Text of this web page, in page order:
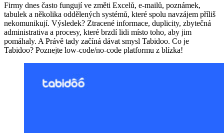
Firmy dnes často fungují ve změti Excelů, e-mailů, poznámek,
tabulek a několika oddělených systémů, které spolu navzájem příliš
nekomunikují. Výsledek? Ztracené informace, duplicity, zbytečná
administrativa a procesy, které brzdí lidi místo toho, aby jim
pomáhaly. A Právě tady začíná dávat smysl Tabidoo. Co je
Tabidoo? Poznejte low-code/no-code platformu z blízka!